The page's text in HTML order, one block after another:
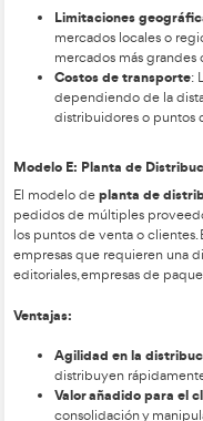
Programación
Control
Esta parte del
de red logística
MODELOS DE
Para ser un buen
Logística.
En logística, elmodelo
la cual los productos